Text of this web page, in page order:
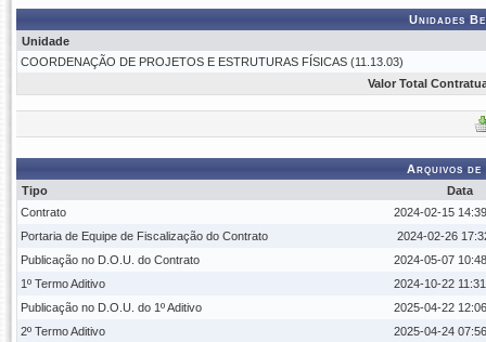
Unidades
Unidade
COORDENAÇÃO DE PROJETOS E ESTRUTURAS FÍSICAS (11.13.03)
Valor Total
Arquivos
Tipo
Data
Contrato
2024-02-15
Portaria de Equipe de Fiscalização do Contrato
2024-02-26
Publicação no D.O.U. do Contrato
2024-05-07
1º Termo Aditivo
2024-10-22
Publicação no D.O.U. do 1º Aditivo
2025-04-22
2º Termo Aditivo
2025-04-24